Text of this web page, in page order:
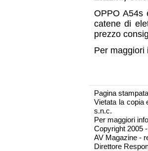
OPPO A54s
catene di
prezzo
Per maggiori
Pagina
Vietata la copia
s.n.c.
Per maggiori
Copyright 2005
AV Magazine -
Direttore